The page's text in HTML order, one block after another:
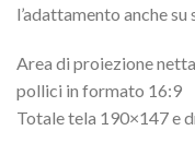
l’adattamento anche
Area di proiezione
pollici in formato 16:9
Totale tela 190×147 e